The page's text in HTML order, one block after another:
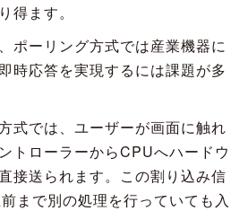
得ます。
ポーリング方式では産業機器に
時応答を実現するには課題が多
式では、ユーザーが画面に触れ
トローラーからCPUへハードウ
接送られます。この割り込み信
まで別の処理を行っていても入